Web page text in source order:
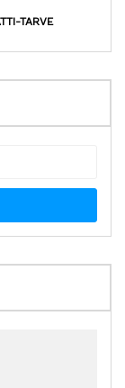
TARVE